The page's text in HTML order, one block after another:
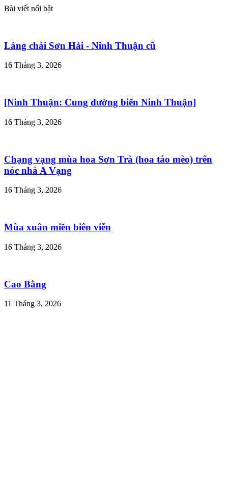
Bài viết nổi bật
Làng chài Sơn Hải - Ninh Thuận cũ
16 Tháng 3, 2026
[Ninh Thuận: Cung đường biển Ninh Thuận]
16 Tháng 3, 2026
Chạng vạng mùa hoa Sơn Trà (hoa táo mèo) trên
nóc nhà A Vạng
16 Tháng 3, 2026
Mùa xuân miền biên viễn
16 Tháng 3, 2026
Cao Bằng
11 Tháng 3, 2026